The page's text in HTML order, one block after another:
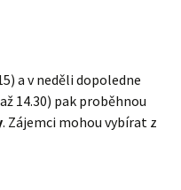
a v neděli dopoledne
14.30) pak proběhnou
. Zájemci mohou vybírat z